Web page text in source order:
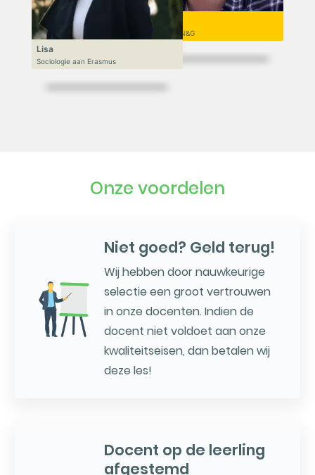
Niek
VWO 6, N&T/N&G
Lisa
Sociologie aan Erasmus
Onze voordelen
Niet goed? Geld terug!
Wij hebben door nauwkeurige
selectie een groot vertrouwen
in onze docenten. Indien de
docent niet voldoet aan onze
kwaliteitseisen, dan betalen wij
deze les!
Docent op de leerling
afgestemd